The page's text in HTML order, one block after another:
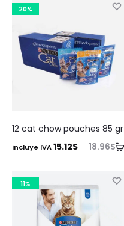
20%
12 cat chow pouches 85 gr
18.96$
El
original
era:
18.96$.
15.12$
El
actual
es:
15.12$.
incluye IVA
11%